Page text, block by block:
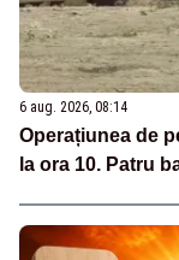
6 aug. 2026, 08:14
Operațiunea de
la ora 10. Patru